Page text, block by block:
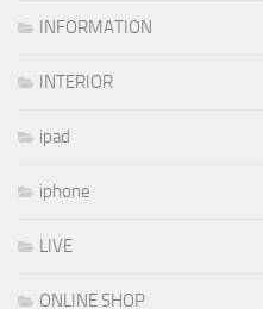
INFORMATION
INTERIOR
ipad
iphone
LIVE
ONLINE SHOP